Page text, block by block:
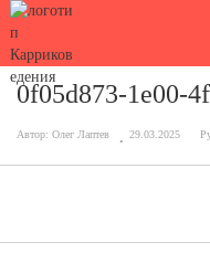
0f05d873-1e00-
Автор: Олег Лаптев 29.03.2025